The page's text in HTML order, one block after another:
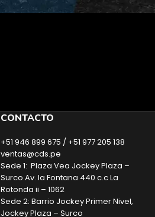
CONTACTO
+51 946 899 675 / +51 977 205 138
ventas@cds.pe
Sede 1: Plaza Vea Jockey Plaza –
Surco Av. la Fontana 440 c.c La
Rotonda ii – 1062
Sede 2: Barrio Jockey Primer Nivel,
Jockey Plaza – Surco